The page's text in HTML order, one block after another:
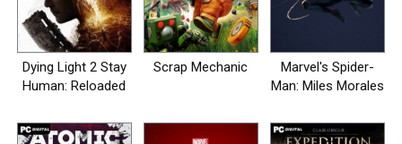
Dying Light 2 Stay
Human: Reloaded
Scrap Mechanic
Marvel's Spider-
Man: Miles Morales